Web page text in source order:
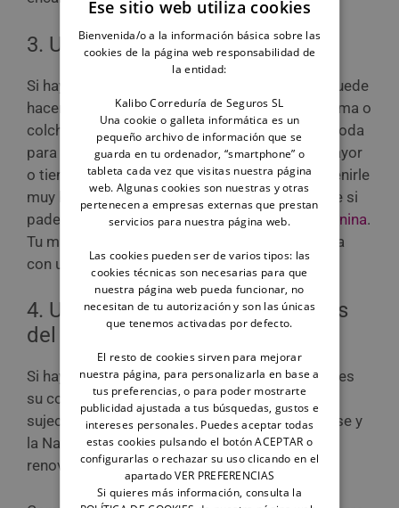
3. Una camita o colchón nuevo
Si hay algo además de la ropa de abrigo que puede
hacer que tu perro lleve mejor el frío, es una cama o
colchoneta nueva que le resulte caliente y cómoda
para descansar. Nuevamente, si tu perro es mayor
o tiene el pelo corto, es un regalo que puede venirle
muy bien en esta época del año, especialmente si
padece de alguna dolencia como laartrosis canina.
Tu mascota se encontrará mucho más cómoda
con un colchón mullido y nuevo.
4. Un arnés para todos los paseos
del nuevo año
Si hay algo que utilizáis los dos todos los días es
su correa y su arnés. Por ello, los sistemas de
sujeción de nuestro perro tienden a desgastarse y
la Navidad es el momento perfecto para
renovarlos.
Ese sitio web utiliza cookies
Bienvenida/o a la información básica sobre las
cookies de la página web responsabilidad de
la entidad:
Kalibo Correduría de Seguros SL
Una cookie o galleta informática es un
pequeño archivo de información que se
guarda en tu ordenador, “smartphone” o
tableta cada vez que visitas nuestra página
web. Algunas cookies son nuestras y otras
pertenecen a empresas externas que prestan
servicios para nuestra página web.
Las cookies pueden ser de varios tipos: las
cookies técnicas son necesarias para que
nuestra página web pueda funcionar, no
necesitan de tu autorización y son las únicas
que tenemos activadas por defecto.
El resto de cookies sirven para mejorar
nuestra página, para personalizarla en base a
tus preferencias, o para poder mostrarte
publicidad ajustada a tus búsquedas, gustos e
intereses personales. Puedes aceptar todas
estas cookies pulsando el botón ACEPTAR o
configurarlas o rechazar su uso clicando en el
apartado VER PREFERENCIAS
Si quieres más información, consulta la